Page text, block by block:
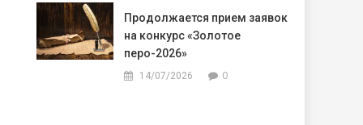
Продолжается прием заявок
на конкурс «Золотое
перо-2026»
14/07/2026 0